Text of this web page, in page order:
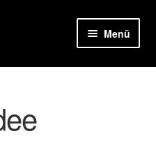
Menü